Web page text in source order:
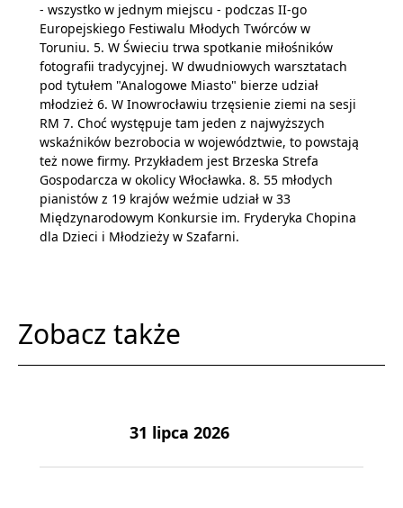
- wszystko w jednym miejscu - podczas II-go
Europejskiego Festiwalu Młodych Twórców w
Toruniu. 5. W Świeciu trwa spotkanie miłośników
fotografii tradycyjnej. W dwudniowych warsztatach
pod tytułem "Analogowe Miasto" bierze udział
młodzież 6. W Inowrocławiu trzęsienie ziemi na sesji
RM 7. Choć występuje tam jeden z najwyższych
wskaźników bezrobocia w województwie, to powstają
też nowe firmy. Przykładem jest Brzeska Strefa
Gospodarcza w okolicy Włocławka. 8. 55 młodych
pianistów z 19 krajów weźmie udział w 33
Międzynarodowym Konkursie im. Fryderyka Chopina
dla Dzieci i Młodzieży w Szafarni.
Zobacz także
31 lipca 2026